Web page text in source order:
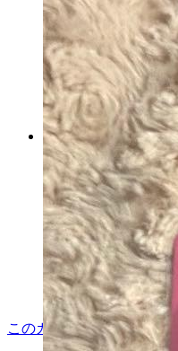
ゼロニ ポップアップ
ーティー PLUSH ぬ
ハニニ
マイストア在庫： 82
税込
3,079円
カートに入れる
このカテゴリをもっと見る